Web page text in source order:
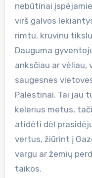
nebūtinai
virš galvos
rimtu, kruvinu
Dauguma
anksčiau ar vėliau,
saugesnes
Palestinai. Tai jau
kelerius metus,
atidėti dėl
vertus, žiūrint į
vargu ar žemių
taikos.